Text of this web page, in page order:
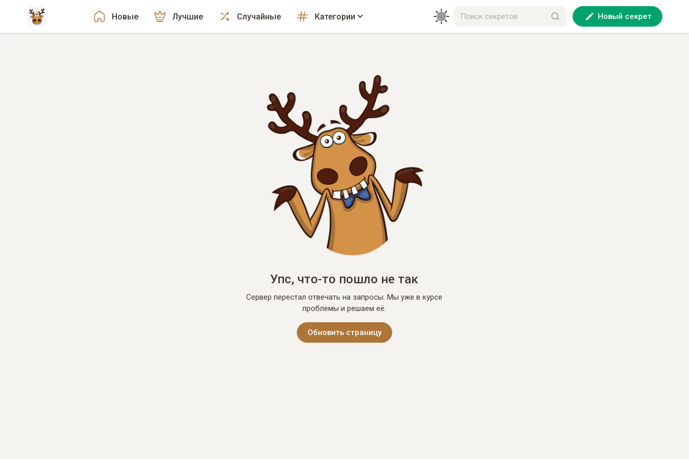
Новые Лучшие Случайные Категории Новый секрет
Упс, что-то пошло не так
Сервер перестал отвечать на запросы. Мы уже в курсе
проблемы и решаем её.
Обновить страницу